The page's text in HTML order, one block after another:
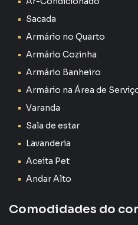
1 dormitório com armário
Cozinha equipada com armários
Varanda com fechamento em
Aquecimento de água a gás
Sacada
Armário no Quarto
Armário Cozinha
Armário Banheiro
Armário na Área de
Varanda
Sala de estar
Lavanderia
Aceita Pet
Andar Alto
Comodidades do